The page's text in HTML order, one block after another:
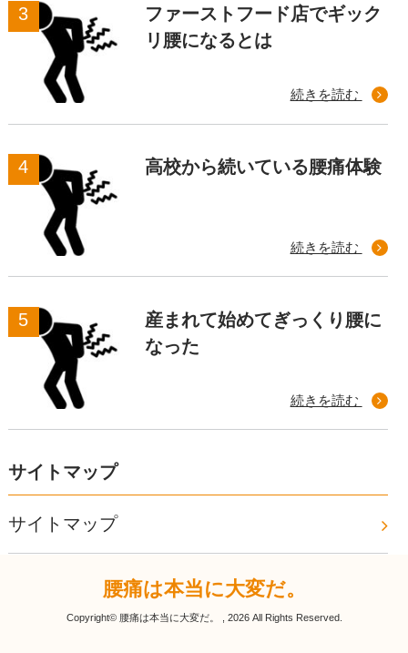
ファーストフード店でギック
リ腰になるとは
続きを読む
高校から続いている腰痛体験
続きを読む
産まれて始めてぎっくり腰に
なった
続きを読む
サイトマップ
サイトマップ
腰痛は本当に大変だ。
Copyright© 腰痛は本当に大変だ。 , 2026 All Rights Reserved.